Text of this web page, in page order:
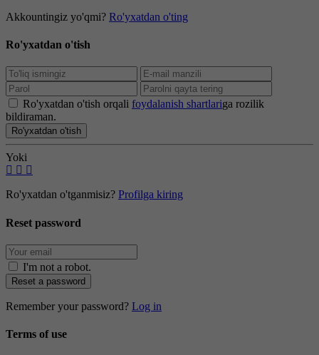
Akkountingiz yo'qmi? Ro'yxatdan o'ting
Ro'yxatdan o'tish
Ro'yxatdan o'tish orqali foydalanish shartlariga rozilik
bildiraman.
Ro'yxatdan o'tish
Yoki
Ro'yxatdan o'tganmisiz? Profilga kiring
Reset password
I'm not a robot.
Reset a password
Remember your password? Log in
Terms of use